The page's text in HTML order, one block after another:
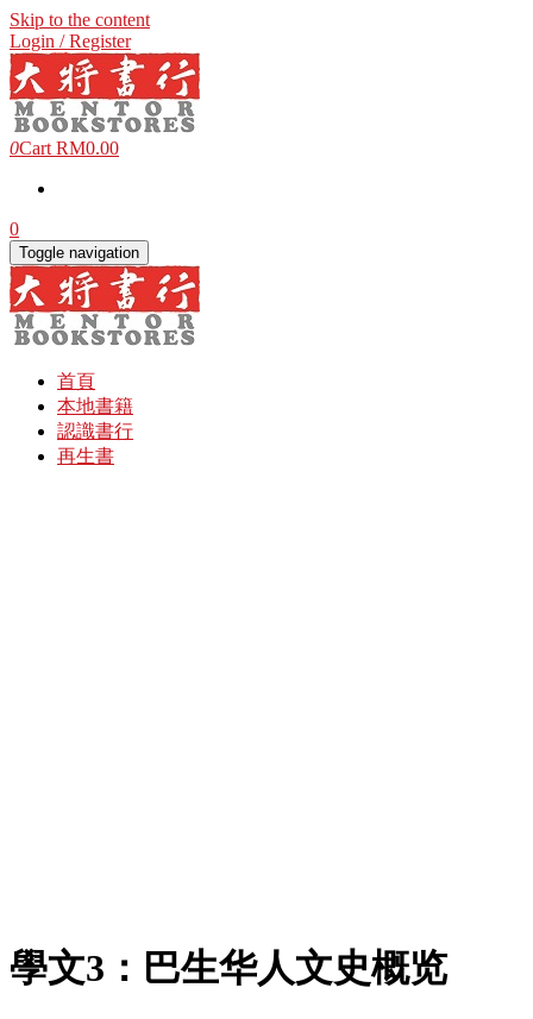
Skip to the content
Login / Register
0Cart RM0.00
0
Toggle navigation
首頁
本地書籍
認識書行
再生書
學文3：巴生华人文史概览